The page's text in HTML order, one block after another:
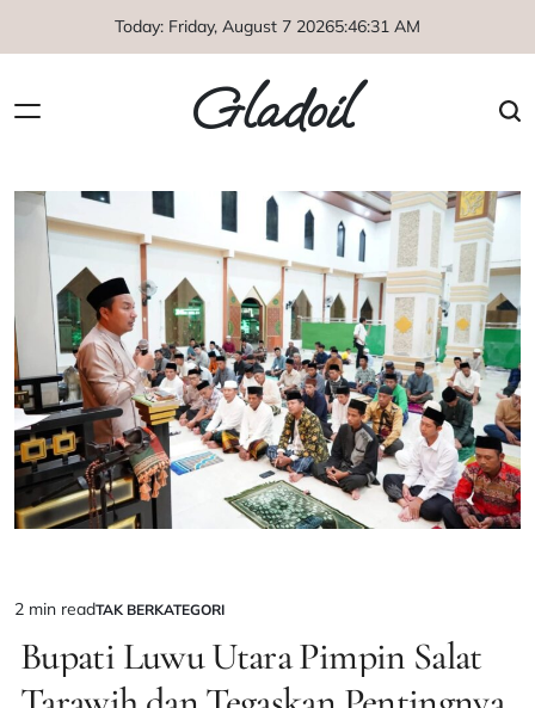
Today: Friday, August 7 20265:46:32 AM
Gladoil
Estimated
read
time
2 min readPOSTED
TAK BERKATEGORI
Bupati Luwu Utara Pimpin Salat